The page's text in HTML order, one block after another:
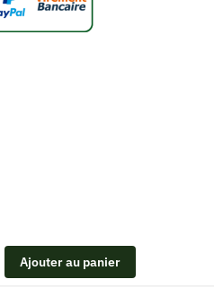
Ajouter au panier